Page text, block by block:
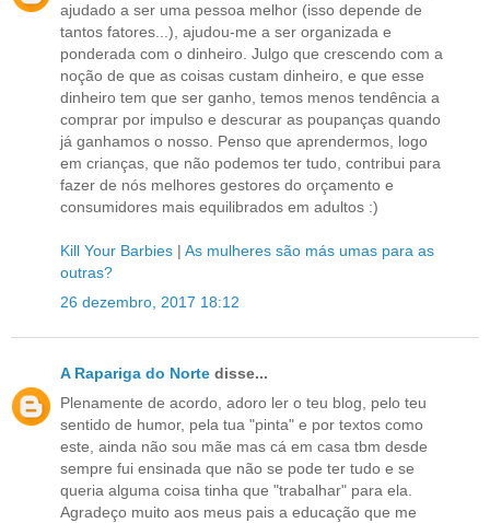
ajudado a ser uma pessoa melhor (isso depende de
tantos fatores...), ajudou-me a ser organizada e
ponderada com o dinheiro. Julgo que crescendo com a
noção de que as coisas custam dinheiro, e que esse
dinheiro tem que ser ganho, temos menos tendência a
comprar por impulso e descurar as poupanças quando
já ganhamos o nosso. Penso que aprendermos, logo
em crianças, que não podemos ter tudo, contribui para
fazer de nós melhores gestores do orçamento e
consumidores mais equilibrados em adultos :)
Kill Your Barbies | As mulheres são más umas para as
outras?
26 dezembro, 2017 18:12
A Rapariga do Norte disse...
Plenamente de acordo, adoro ler o teu blog, pelo teu
sentido de humor, pela tua "pinta" e por textos como
este, ainda não sou mãe mas cá em casa tbm desde
sempre fui ensinada que não se pode ter tudo e se
queria alguma coisa tinha que "trabalhar" para ela.
Agradeço muito aos meus pais a educação que me